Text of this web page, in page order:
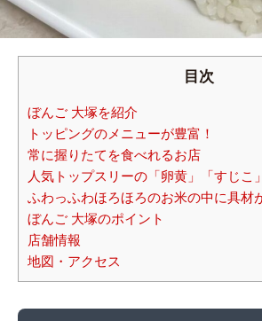
目次
ぼんご 大塚を紹介
トッピングのメニューが豊富！
常に握りたてを食べれるお店
人気トップスリーの「卵黄」「すじこ
ふわっふわほろほろのお米の中に具材
ぼんご 大塚のポイント
店舗情報
地図・アクセス